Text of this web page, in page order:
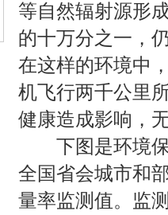
等自然辐射源形
的十万分之一，
在这样的环境中
机飞行两千公里
健康造成影响，
下图是环境
全国省会城市和
量率监测值。监